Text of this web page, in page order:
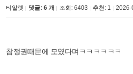
티알렛 댓글: 6 개 조회: 6403 추천: 1 2026-
참정권때문에 모였다며ㅋㅋㅋㅋㅋㅋ